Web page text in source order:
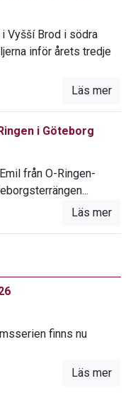
Vyšší Brod i södra
inför årets tredje
Läs mer
i Göteborg
från O-Ringen-
Läs mer
finns nu
Läs mer